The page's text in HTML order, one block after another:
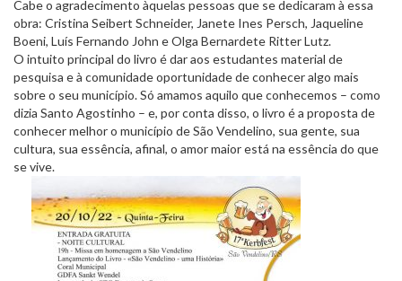
Cabe o agradecimento àquelas pessoas que se dedicaram à essa
obra: Cristina Seibert Schneider, Janete Ines Persch, Jaqueline
Boeni, Luís Fernando John e Olga Bernardete Ritter Lutz.
O intuito principal do livro é dar aos estudantes material de
pesquisa e à comunidade oportunidade de conhecer algo mais
sobre o seu município. Só amamos aquilo que conhecemos – como
dizia Santo Agostinho – e, por conta disso, o livro é a proposta de
conhecer melhor o município de São Vendelino, sua gente, sua
cultura, sua essência, afinal, o amor maior está na essência do que
se vive.